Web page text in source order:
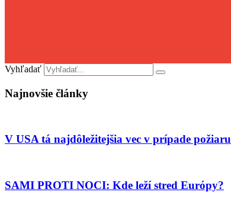
Vyhľadať
Najnovšie články
V USA tá najdôležitejšia vec v prípade požiaru
SAMI PROTI NOCI: Kde leží stred Európy?